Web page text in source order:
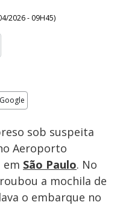
2026 - 09H45)
sob suspeita
Aeroporto
em São Paulo. No
a mochila de
o embarque no